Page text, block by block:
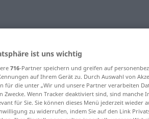
"publizieren"
ist uns wichtig
716-Partner speichern und greifen auf
auf Ihrem Gerät zu. Durch Auswahl von
für die unter „Wir und unsere Partner verarbeiten
Zwecke. Wenn Tracker deaktiviert sind, sind manche
für Sie. Sie können dieses Menü jederzeit wieder
zu widerrufen, indem Sie auf den Link